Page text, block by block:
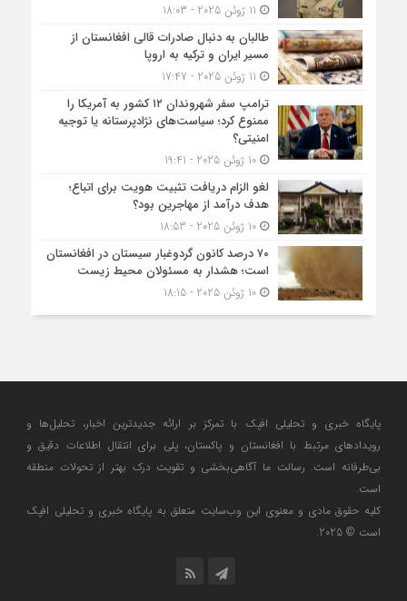
طالبان به دنبال صادرات قالی افغانستان از
مسیر ایران و ترکیه به اروپا
ترامپ سفر شهروندان ۱۲ کشور به آمریکا را
ممنوع کرد؛ سیاست‌های نژادپرستانه یا توجیه
امنیتی؟
10 ژوئن 2025 - 19:41
لغو الزام دریافت تثبیت هویت برای اتباع؛
هدف درآمد از مهاجرین بود؟
10 ژوئن 2025 - 18:53
۷۰ درصد کانون گردوغبار سیستان در افغانستان
است؛ هشدار به مسئولان محیط زیست
10 ژوئن 2025 - 18:15
پایگاه خبری و تحلیلی افپک با تمرکز بر ارائه جدیدترین اخبار، تحلیل‌ها و
رویدادهای مرتبط با افغانستان و پاکستان، پلی برای انتقال اطلاعات دقیق و
بی‌طرفانه است. رسالت ما آگاهی‌بخشی و تقویت درک بهتر از تحولات منطقه
است.
کلیه حقوق مادی و معنوی این وب‌سایت متعلق به پایگاه خبری و تحلیلی افپک
است © 2025.